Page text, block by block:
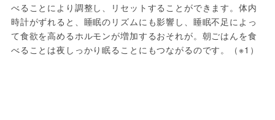
べることにより調整し、リセットすることができます。体内
時計がずれると、睡眠のリズムにも影響し、睡眠不足によっ
て食欲を高めるホルモンが増加するおそれが。朝ごはんを食
べることは夜しっかり眠ることにもつながるのです。（※1）